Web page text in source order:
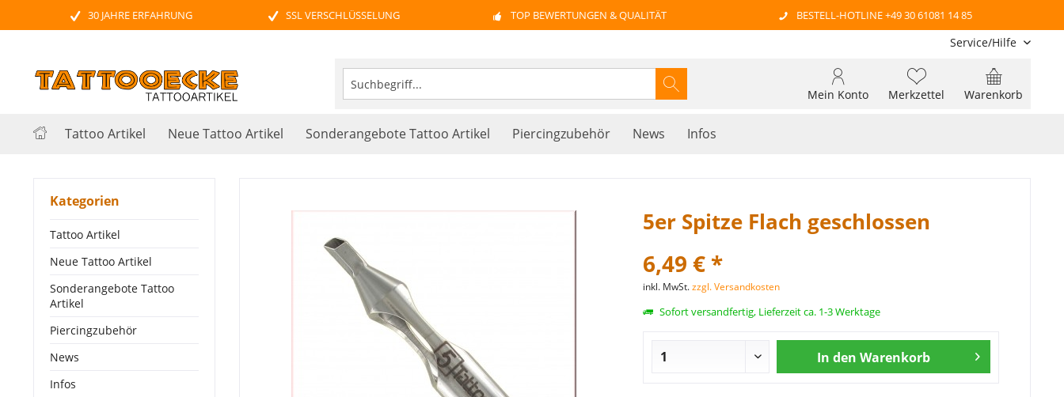
30 JAHRE ERFAHRUNG SSL VERSCHLÜSSELUNG TOP BEWERTUNGEN & QUALITÄT BESTELL-HOTLINE +49 30 61081 14 85
Service/Hilfe
Warenkorb
Merkzettel
Mein Konto
Tattoo Artikel Neue Tattoo Artikel Sonderangebote Tattoo Artikel Piercingzubehör News Infos
Kategorien
Tattoo Artikel
Neue Tattoo Artikel
Sonderangebote Tattoo
Artikel
Piercingzubehör
News
Infos
5er Spitze Flach geschlossen
6,49 € *
inkl. MwSt.zzgl. Versandkosten
Sofort versandfertig, Lieferzeit ca. 1-3 Werktage
In den Warenkorb